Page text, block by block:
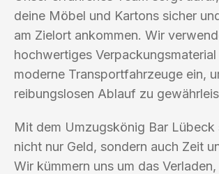
deine Möbel und Kartons sicher
am Zielort ankommen. Wir
hochwertiges
moderne Transportfahrzeuge ein,
reibungslosen Ablauf zu
Mit dem Umzugskönig Bar Lübeck
nicht nur Geld, sondern auch Zeit
Wir kümmern uns um das Verladen,